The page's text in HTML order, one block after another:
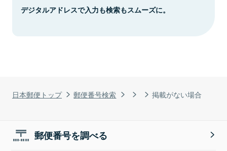
日本郵便トップ 郵便番号検索 掲載がない場合
デジタルアドレスで入力も検索もスムーズに。
郵便番号を調べる